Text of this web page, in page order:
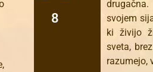
8
svojem
ki živijo
sveta,
razumejo,